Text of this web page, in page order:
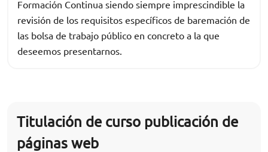
Formación Continua siendo siempre imprescindible la
revisión de los requisitos específicos de baremación de
las bolsa de trabajo público en concreto a la que
deseemos presentarnos.
Titulación de curso publicación de
páginas web